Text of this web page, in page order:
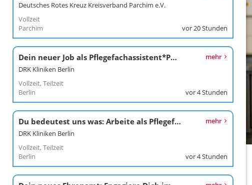
Deutsches Rotes Kreuz Kreisverband Parchim e.V.
Vollzeit
Parchim
vor 20 Stunden
Dein neuer Job als Pflegefachassistent*Pflegefachassistentin im Kunstkrankenhaus
DRK Kliniken Berlin
Vollzeit, Teilzeit
Berlin
mehr
vor 4 Stunden
Du bedeutest uns was: Arbeite als Pflegefachkraft / Pflegefachfrau*mann in den DRK Kliniken Berlin Köpenick
DRK Kliniken Berlin
Vollzeit, Teilzeit
Berlin
mehr
vor 4 Stunden